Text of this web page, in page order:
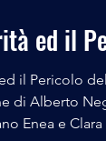
ed il
il Pericolo
di Alberto
o IA che dir si voglia),